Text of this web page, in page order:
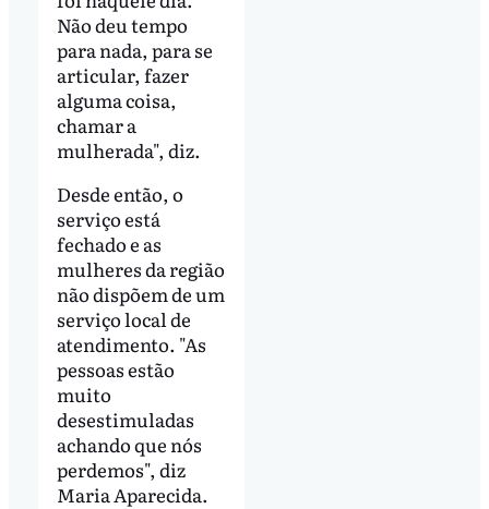
Não deu tempo
para nada, para se
articular, fazer
alguma coisa,
chamar a
mulherada", diz.
Desde então, o
serviço está
fechado e as
mulheres da região
não dispõem de um
serviço local de
atendimento. "As
pessoas estão
muito
desestimuladas
achando que nós
perdemos", diz
Maria Aparecida.